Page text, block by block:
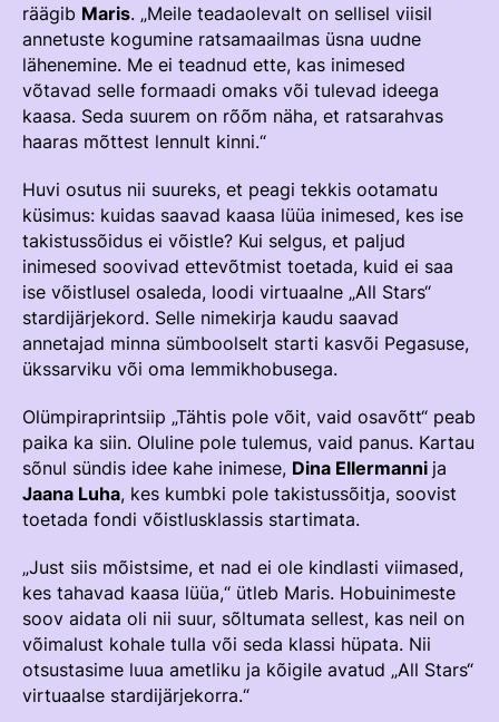
Välisvõistlustel Osaleja Meelespea
RAKENDISPORT
Regulatsioonid
Võistluskalender
Võistlussarjad
Edetabelid
Ametnikud
Koolitused
Välisvõistlustel Osaleja Meelespea
VOLTIŽEERIMINE
Välisvõistlustel Osaleja Meelespea
räägib Maris. „Meile teadaolevalt on sellisel viisil
annetuste kogumine ratsamaailmas üsna uudne
lähenemine. Me ei teadnud ette, kas inimesed
võtavad selle formaadi omaks või tulevad ideega
kaasa. Seda suurem on rõõm näha, et ratsarahvas
haaras mõttest lennult kinni.“
Huvi osutus nii suureks, et peagi tekkis ootamatu
küsimus: kuidas saavad kaasa lüüa inimesed, kes ise
takistussõidus ei võistle? Kui selgus, et paljud
inimesed soovivad ettevõtmist toetada, kuid ei saa
ise võistlusel osaleda, loodi virtuaalne „All Stars“
stardijärjekord. Selle nimekirja kaudu saavad
annetajad minna sümboolselt starti kasvõi Pegasuse,
ükssarviku või oma lemmikhobusega.
Olümpiraprintsiip „Tähtis pole võit, vaid osavõtt“ peab
paika ka siin. Oluline pole tulemus, vaid panus. Kartau
sõnul sündis idee kahe inimese, Dina Ellermanni ja
Jaana Luha, kes kumbki pole takistussõitja, soovist
toetada fondi võistlusklassis startimata.
„Just siis mõistsime, et nad ei ole kindlasti viimased,
kes tahavad kaasa lüüa,“ ütleb Maris. Hobuinimeste
soov aidata oli nii suur, sõltumata sellest, kas neil on
võimalust kohale tulla või seda klassi hüpata. Nii
otsustasime luua ametliku ja kõigile avatud „All Stars“
virtuaalse stardijärjekorra.“